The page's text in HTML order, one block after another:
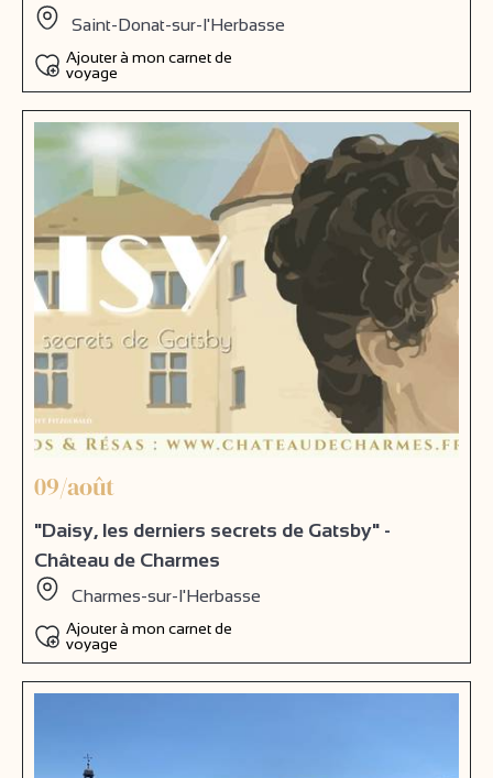
Saint-Donat-sur-l'Herbasse
Ajouter à mon carnet de
voyage
09/août
"Daisy, les derniers secrets de Gatsby" -
Château de Charmes
Charmes-sur-l'Herbasse
Ajouter à mon carnet de
voyage